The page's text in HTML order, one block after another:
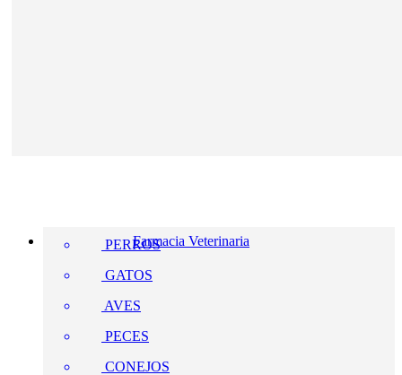
Farmacia Veterinaria
PERROS
GATOS
AVES
PECES
CONEJOS